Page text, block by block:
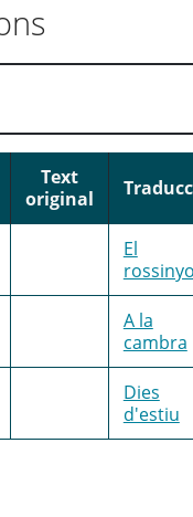
Text
original
El
A la
cambra
Dies
d'estiu